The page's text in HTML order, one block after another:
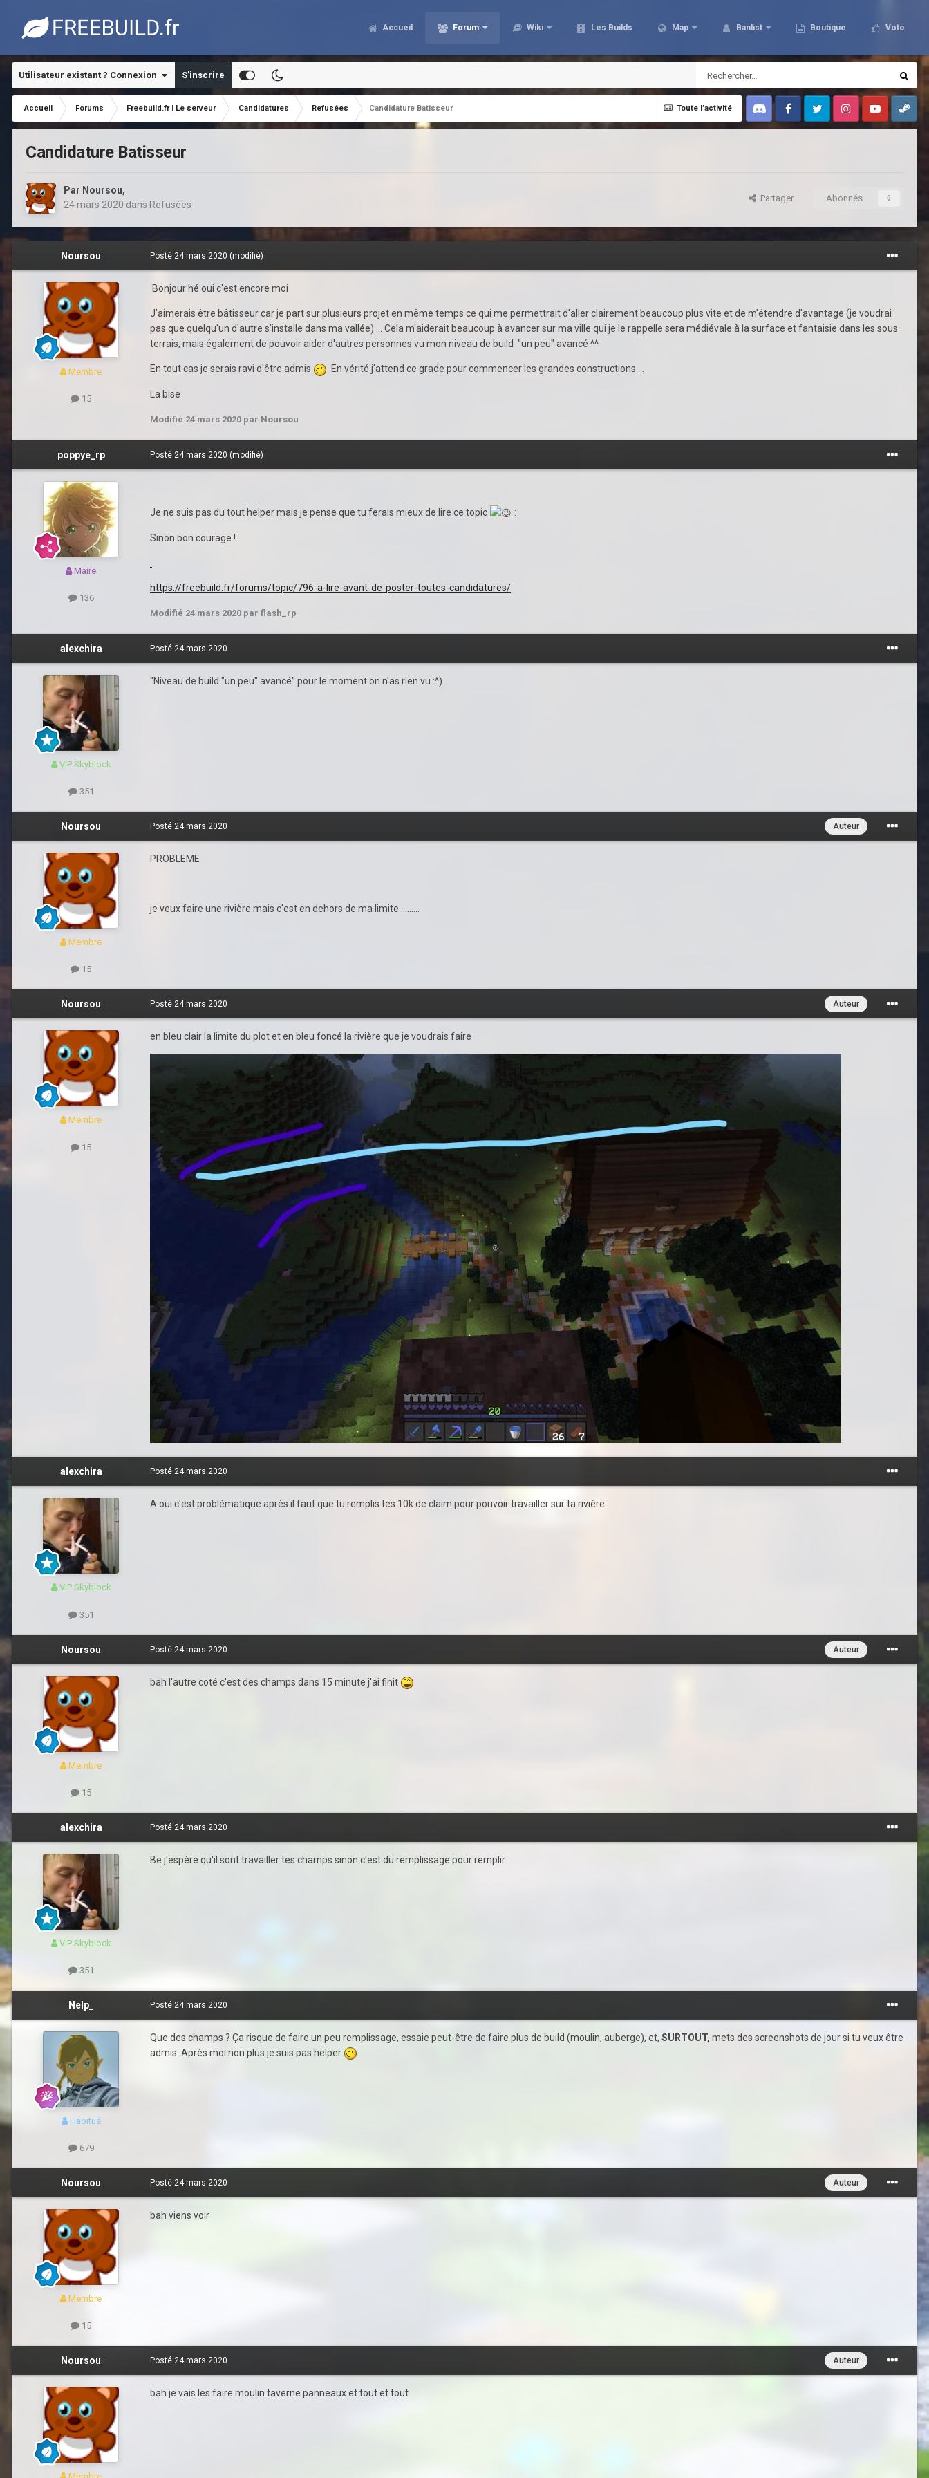
Accueil Forum Wiki Les Builds Map Banlist Boutique Vote
Utilisateur existant ? Connexion S’inscrire
Toute l’activité
Accueil Forums Freebuild.fr | Le serveur Candidatures Refusées
Candidature Batisseur
Discord FacebookTwitter InstagramYoutubeSteam
Candidature Batisseur
Par Noursou,
24 mars 2020 dans Refusées
Partager Abonnés 0
Noursou
Membre
15
Posté 24 mars 2020 (modifié)
Bonjour hé oui c'est encore moi
J'aimerais être bâtisseur car je part sur plusieurs projet en même temps ce qui me permettrait d'aller clairement beaucoup plus vite et de m'étendre d'avantage (je voudrai
pas que quelqu'un d'autre s'installe dans ma vallée) … Cela m'aiderait beaucoup à avancer sur ma ville qui je le rappelle sera médiévale à la surface et fantaisie dans les sous
terrais, mais également de pouvoir aider d'autres personnes vu mon niveau de build "un peu" avancé ^^
En tout cas je serais ravi d'être admis En vérité j'attend ce grade pour commencer les grandes constructions ...
La bise
Modifié 24 mars 2020 par Noursou
poppye_rp
Maire
136
Posté 24 mars 2020 (modifié)
Je ne suis pas du tout helper mais je pense que tu ferais mieux de lire ce topic :
Sinon bon courage !
https://freebuild.fr/forums/topic/796-a-lire-avant-de-poster-toutes-candidatures/
Modifié 24 mars 2020 par flash_rp
alexchira
VIP Skyblock
351
Posté 24 mars 2020
"Niveau de build "un peu" avancé" pour le moment on n'as rien vu :^)
Noursou
Membre
15
Auteur
Posté 24 mars 2020
PROBLEME
je veux faire une rivière mais c'est en dehors de ma limite ……...
Noursou
Membre
15
Auteur
Posté 24 mars 2020
en bleu clair la limite du plot et en bleu foncé la rivière que je voudrais faire
alexchira
VIP Skyblock
351
Posté 24 mars 2020
A oui c'est problématique après il faut que tu remplis tes 10k de claim pour pouvoir travailler sur ta rivière
Noursou
Membre
15
Auteur
Posté 24 mars 2020
bah l'autre coté c'est des champs dans 15 minute j'ai finit
alexchira
VIP Skyblock
351
Posté 24 mars 2020
Be j'espère qu'il sont travailler tes champs sinon c'est du remplissage pour remplir
Nelp_
Habitué
679
Posté 24 mars 2020
Que des champs ? Ça risque de faire un peu remplissage, essaie peut-être de faire plus de build (moulin, auberge), et, SURTOUT, mets des screenshots de jour si tu veux être
admis. Après moi non plus je suis pas helper
Noursou
Membre
15
Auteur
Posté 24 mars 2020
bah viens voir
Noursou Auteur
Posté 24 mars 2020
bah je vais les faire moulin taverne panneaux et tout et tout